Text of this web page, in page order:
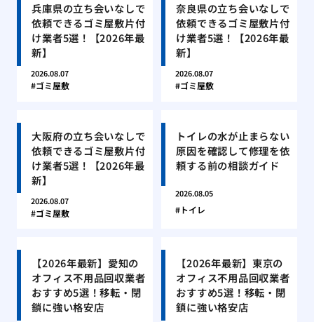
兵庫県の立ち会いなしで
依頼できるゴミ屋敷片付
け業者5選！【2026年最
新】
2026.08.07
ゴミ屋敷
奈良県の立ち会いなしで
依頼できるゴミ屋敷片付
け業者5選！【2026年最
新】
2026.08.07
ゴミ屋敷
大阪府の立ち会いなしで
依頼できるゴミ屋敷片付
け業者5選！【2026年最
新】
2026.08.07
ゴミ屋敷
トイレの水が止まらない
原因を確認して修理を依
頼する前の相談ガイド
2026.08.05
トイレ
【2026年最新】愛知の
オフィス不用品回収業者
おすすめ5選！移転・閉
鎖に強い格安店
【2026年最新】東京の
オフィス不用品回収業者
おすすめ5選！移転・閉
鎖に強い格安店